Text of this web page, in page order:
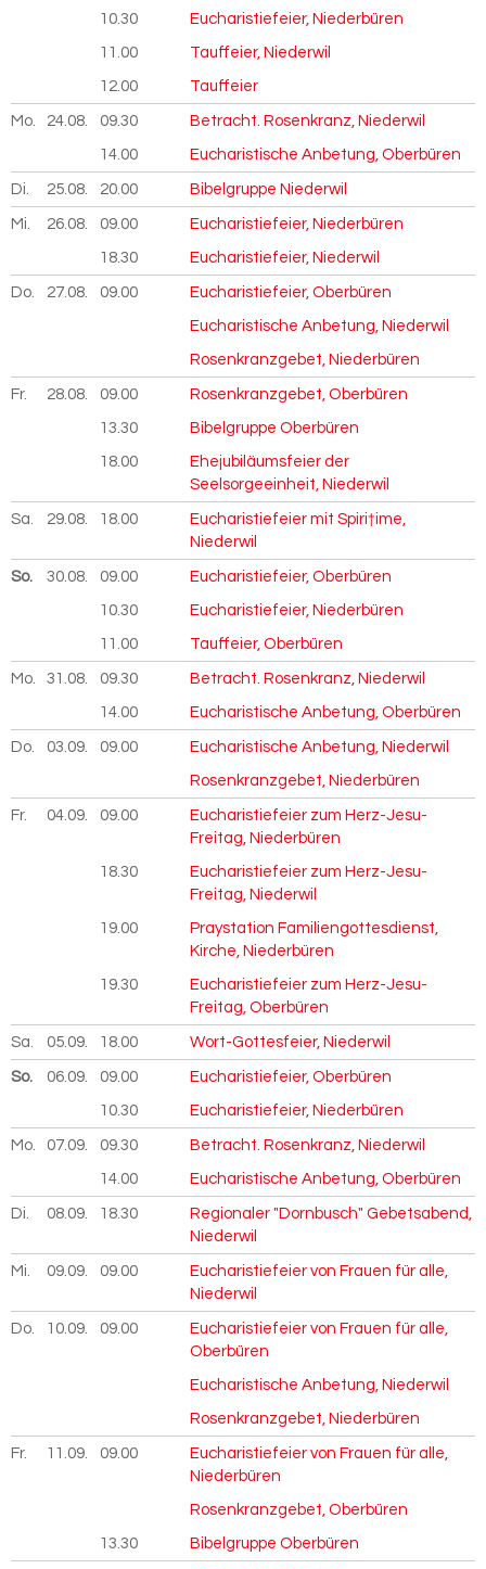
10.30 Eucharistiefeier, Niederbüren
11.00 Tauffeier, Niederwil
12.00 Tauffeier
Mo. 24.08. 2026
09.30 Betracht. Rosenkranz, Niederwil
14.00 Eucharistische Anbetung, Oberbüren
Di. 25.08. 2026
20.00 Bibelgruppe Niederwil
Mi. 26.08. 2026
09.00 Eucharistiefeier, Niederbüren
18.30 Eucharistiefeier, Niederwil
Do. 27.08. 2026
09.00 Eucharistiefeier, Oberbüren
Eucharistische Anbetung, Niederwil
Rosenkranzgebet, Niederbüren
Fr. 28.08. 2026
09.00 Rosenkranzgebet, Oberbüren
13.30 Bibelgruppe Oberbüren
18.00
Ehejubiläumsfeier der
Seelsorgeeinheit, Niederwil
Sa. 29.08. 2026
18.00
Eucharistiefeier mit Spiri†ime,
Niederwil
So. 30.08. 2026
09.00 Eucharistiefeier, Oberbüren
10.30 Eucharistiefeier, Niederbüren
11.00 Tauffeier, Oberbüren
Mo. 31.08. 2026
09.30 Betracht. Rosenkranz, Niederwil
14.00 Eucharistische Anbetung, Oberbüren
Do. 03.09. 2026
09.00 Eucharistische Anbetung, Niederwil
Rosenkranzgebet, Niederbüren
Fr. 04.09. 2026
09.00
Eucharistiefeier zum Herz-Jesu-
Freitag, Niederbüren
18.30
Eucharistiefeier zum Herz-Jesu-
Freitag, Niederwil
19.00
Praystation Familiengottesdienst,
Kirche, Niederbüren
19.30
Eucharistiefeier zum Herz-Jesu-
Freitag, Oberbüren
Sa. 05.09. 2026
18.00 Wort-Gottesfeier, Niederwil
So. 06.09. 2026
09.00 Eucharistiefeier, Oberbüren
10.30 Eucharistiefeier, Niederbüren
Mo. 07.09. 2026
09.30 Betracht. Rosenkranz, Niederwil
14.00 Eucharistische Anbetung, Oberbüren
Di. 08.09. 2026
18.30
Regionaler "Dornbusch" Gebetsabend,
Niederwil
Mi. 09.09. 2026
09.00
Eucharistiefeier von Frauen für alle,
Niederwil
Do. 10.09. 2026
09.00
Eucharistiefeier von Frauen für alle,
Oberbüren
Eucharistische Anbetung, Niederwil
Rosenkranzgebet, Niederbüren
Fr. 11.09. 2026
09.00
Eucharistiefeier von Frauen für alle,
Niederbüren
Rosenkranzgebet, Oberbüren
13.30 Bibelgruppe Oberbüren